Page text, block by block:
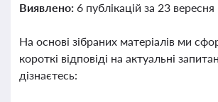
Виявлено: 6 публікацій за 23 вересня
На основі зібраних матеріалів ми
короткі відповіді на актуальні
дізнаєтесь: